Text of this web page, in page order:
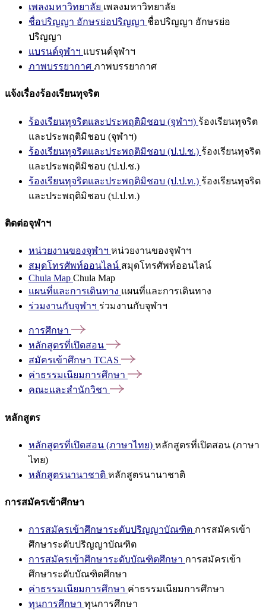
เพลงมหาวิทยาลัย เพลงมหาวิทยาลัย
ชื่อปริญญา อักษรย่อปริญญา ชื่อปริญญา อักษรย่อ
ปริญญา
แบรนด์จุฬาฯ แบรนด์จุฬาฯ
ภาพบรรยากาศ ภาพบรรยากาศ
แจ้งเรื่องร้องเรียนทุจริต
ร้องเรียนทุจริตและประพฤติมิชอบ (จุฬาฯ) ร้องเรียนทุจริต
และประพฤติมิชอบ (จุฬาฯ)
ร้องเรียนทุจริตและประพฤติมิชอบ (ป.ป.ช.) ร้องเรียนทุจริต
และประพฤติมิชอบ (ป.ป.ช.)
ร้องเรียนทุจริตและประพฤติมิชอบ (ป.ป.ท.) ร้องเรียนทุจริต
และประพฤติมิชอบ (ป.ป.ท.)
ติดต่อจุฬาฯ
หน่วยงานของจุฬาฯ หน่วยงานของจุฬาฯ
สมุดโทรศัพท์ออนไลน์ สมุดโทรศัพท์ออนไลน์
Chula Map Chula Map
แผนที่และการเดินทาง แผนที่และการเดินทาง
ร่วมงานกับจุฬาฯ ร่วมงานกับจุฬาฯ
การศึกษา
หลักสูตรที่เปิดสอน
สมัครเข้าศึกษา TCAS
ค่าธรรมเนียมการศึกษา
คณะและสำนักวิชา
หลักสูตร
หลักสูตรที่เปิดสอน (ภาษาไทย) หลักสูตรที่เปิดสอน (ภาษา
ไทย)
หลักสูตรนานาชาติ หลักสูตรนานาชาติ
การสมัครเข้าศึกษา
การสมัครเข้าศึกษาระดับปริญญาบัณฑิต การสมัครเข้า
ศึกษาระดับปริญญาบัณฑิต
การสมัครเข้าศึกษาระดับบัณฑิตศึกษา การสมัครเข้า
ศึกษาระดับบัณฑิตศึกษา
ค่าธรรมเนียมการศึกษา ค่าธรรมเนียมการศึกษา
ทุนการศึกษา ทุนการศึกษา